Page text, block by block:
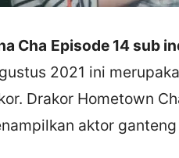
Cha Episode 14 sub
2021 ini
Drakor Hometown
aktor